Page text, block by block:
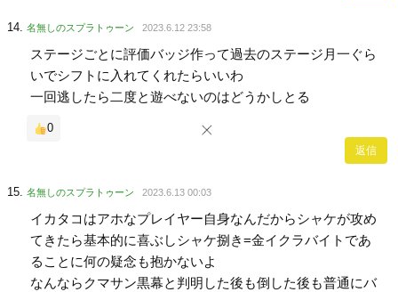
名無しのスプラトゥーン 2023.6.12 23:58
ステージごとに評価バッジ作って過去のステージ月一ぐら
いでシフトに入れてくれたらいいわ
一回逃したら二度と遊べないのはどうかしとる
0
返信
名無しのスプラトゥーン 2023.6.13 00:03
イカタコはアホなプレイヤー自身なんだからシャケが攻め
てきたら基本的に喜ぶしシャケ捌き=金イクラバイトであ
ることに何の疑念も抱かないよ
なんならクマサン黒幕と判明した後も倒した後も普通にバ